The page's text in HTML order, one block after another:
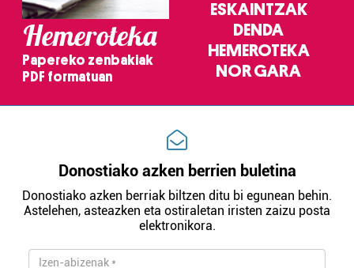
Hemeroteka
Papereko zenbakiak
PDF formatuan
ESKAINTZAK
DENDA
HEMEROTEKA
NOR GARA
Donostiako azken berrien buletina
Donostiako azken berriak biltzen ditu bi egunean behin.
Astelehen, asteazken eta ostiraletan iristen zaizu posta
elektronikora.